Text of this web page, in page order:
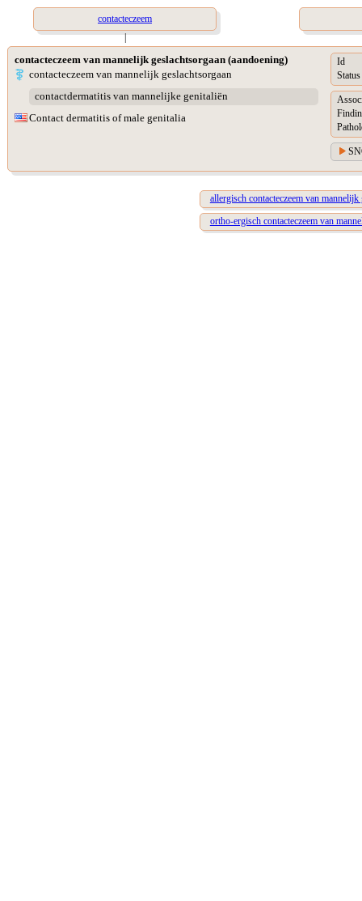
contacteczeem
|
contacteczeem van mannelijk geslachtsorgaan (aandoening)
contacteczeem van mannelijk geslachtsorgaan
contactdermatitis van mannelijke genitaliën
Contact dermatitis of male genitalia
Id
Status
allergisch contacteczeem van mannelijk
ortho-ergisch contacteczeem van